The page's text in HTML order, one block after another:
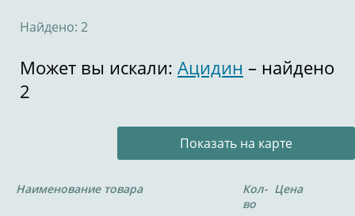
Найдено: 2
Может вы искали: Ацидин – найдено
2
Показать на карте
Наименование товара
Кол-
во
Цена